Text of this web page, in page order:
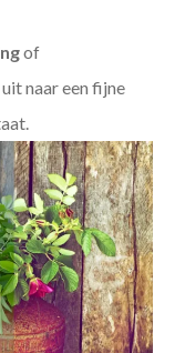
of
naar een fijne